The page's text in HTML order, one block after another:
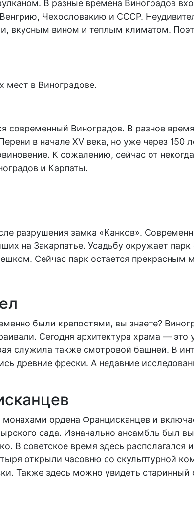
В разные времена Виноградов
Чехословакию и СССР.
вкусным вином и теплым климатом.
в Виноградове.
современный Виноградов. В разное
в начале XV века, но уже через
К сожалению, сейчас от
и Карпаты.
разрушения замка «Канков».
на Закарпатье. Усадьбу окружает
Сейчас парк остается прекрасным
были крепостями, вы знаете?
Сегодня архитектура храма —
служила также смотровой башней. В
древние фрески. А недавние
ордена Францисканцев и
сада. Изначально ансамбль был
В советское время здесь
открыли часовню со скульптурной
Также здесь можно увидеть старинный